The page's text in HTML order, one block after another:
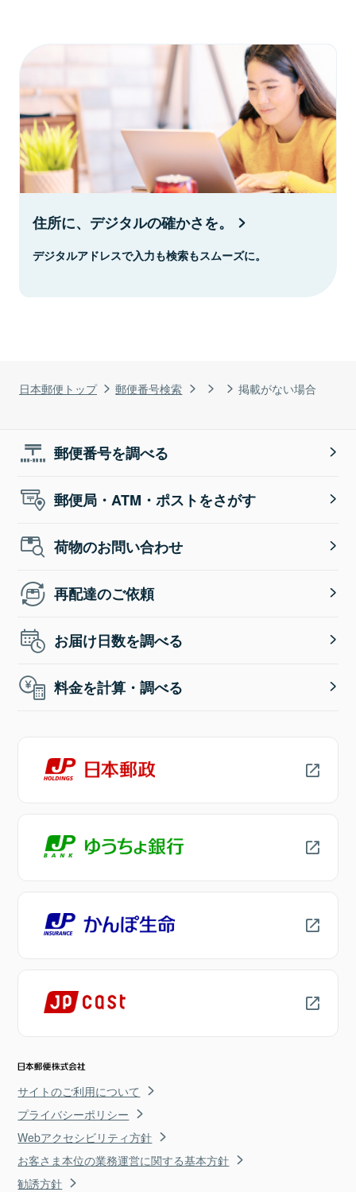
日本郵便トップ 郵便番号検索 掲載がない場合
住所に、デジタルの確かさを。
デジタルアドレスで入力も検索もスムーズに。
郵便番号を調べる
郵便局・ATM・ポストをさがす
荷物のお問い合わせ
再配達のご依頼
お届け日数を調べる
料金を計算・調べる
サイトのご利用について
プライバシーポリシー
Webアクセシビリティ方針
お客さま本位の業務運営に関する基本方針
勧誘方針